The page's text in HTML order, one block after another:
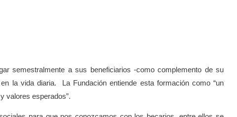
semestralmente a sus beneficiarios -como complemento de su
la vida diaria. La Fundación entiende esta formación como “un
valores esperados”.